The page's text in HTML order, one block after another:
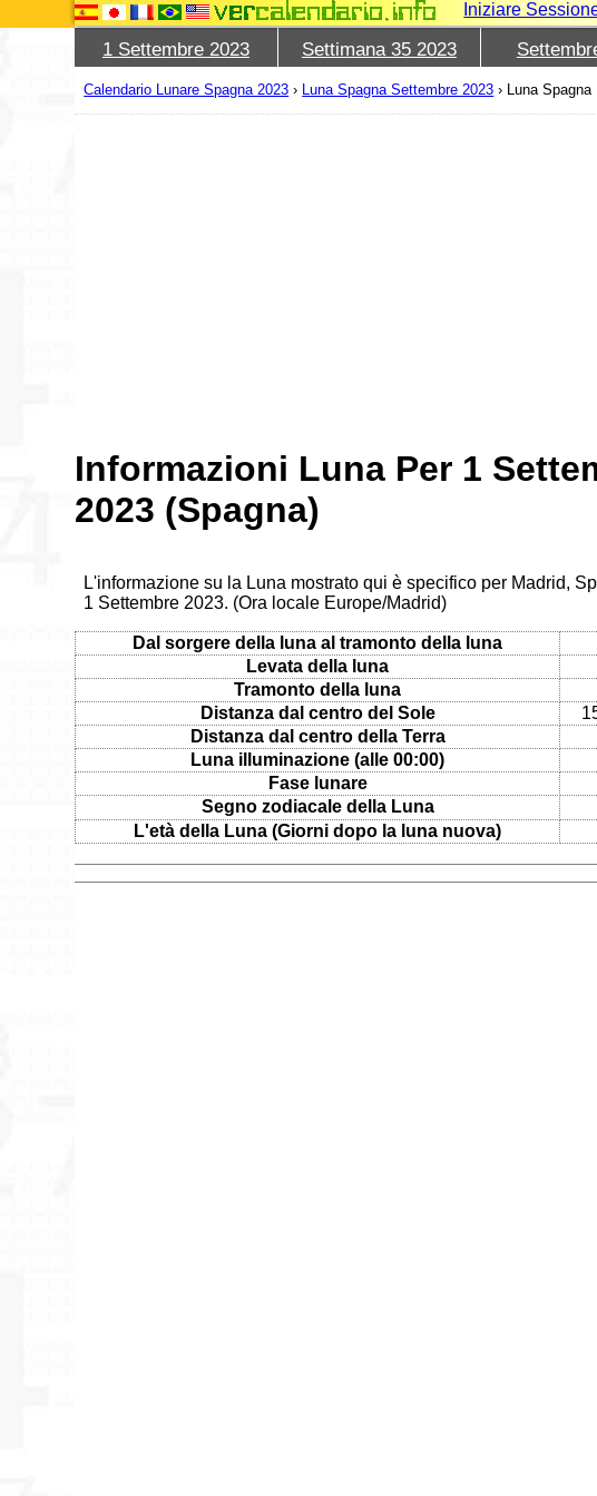
Iniziare
1 Settembre 2023 Settimana 35 2023
Calendario Lunare Spagna 2023 › Luna Spagna Settembre 2023 › Luna
Informazioni Luna Per 1
2023 (Spagna)
L'informazione su la Luna mostrato qui è specifico per Madrid,
1 Settembre 2023. (Ora locale Europe/Madrid)
Dal sorgere della luna al tramonto della luna
Levata della luna
Tramonto della luna
Distanza dal centro del Sole
Distanza dal centro della Terra
Luna illuminazione (alle 00:00)
Fase lunare
Segno zodiacale della Luna
L'età della Luna (Giorni dopo la luna nuova)